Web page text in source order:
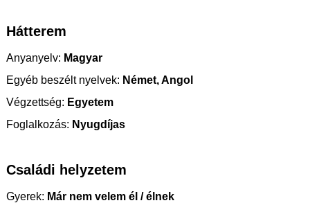
Hátterem
Anyanyelv: Magyar
Egyéb beszélt nyelvek: Német, Angol
Végzettség: Egyetem
Foglalkozás: Nyugdíjas
Családi helyzetem
Gyerek: Már nem velem él / élnek